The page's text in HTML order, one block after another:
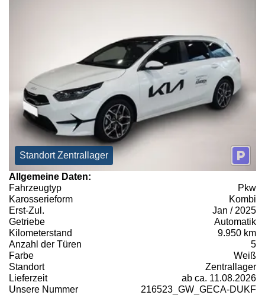
Standort Zentrallager
Allgemeine Daten:
Fahrzeugtyp
Pkw
Karosserieform
Kombi
Erst-Zul.
Jan / 2025
Getriebe
Automatik
Kilometerstand
9.950 km
Anzahl der Türen
5
Farbe
Weiß
Standort
Zentrallager
Lieferzeit
ab ca. 11.08.2026
Unsere Nummer
216523_GW_GECA-DUKF